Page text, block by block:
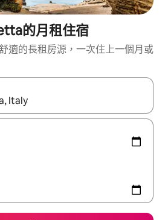
的月租住宿
適的長租房源，一次住上一個月或
容時請使用上下箭頭，或輕點、滑動裝置。